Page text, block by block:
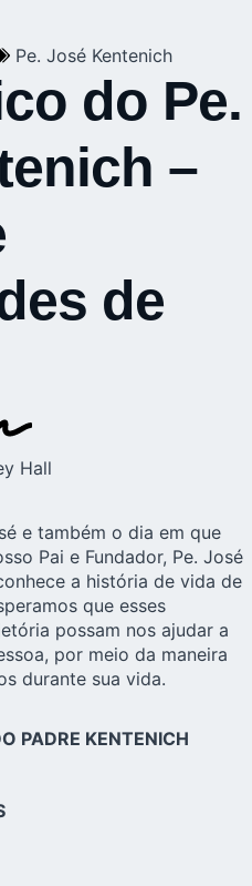
Pe. José Kentenich
do Pe.
–
de
Hall
e também o dia em que
Pai e Fundador, Pe. José
a história de vida de
que esses
possam nos ajudar a
por meio da maneira
durante sua vida.
PADRE KENTENICH